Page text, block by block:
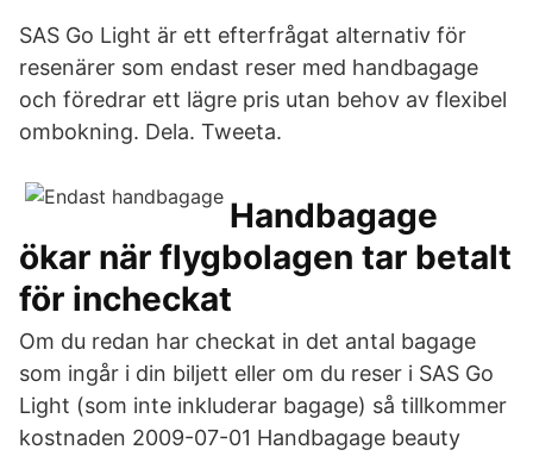
SAS Go Light är ett efterfrågat alternativ för
resenärer som endast reser med handbagage
och föredrar ett lägre pris utan behov av flexibel
ombokning. Dela. Tweeta.
Handbagage
ökar när flygbolagen tar betalt
för incheckat
Om du redan har checkat in det antal bagage
som ingår i din biljett eller om du reser i SAS Go
Light (som inte inkluderar bagage) så tillkommer
kostnaden 2009-07-01 Handbagage beauty